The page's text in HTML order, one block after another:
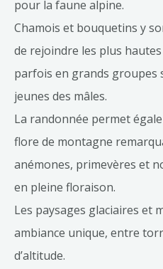
pour la faune alpine.
Chamois et bouquetins y
de rejoindre les plus
parfois en grands groupes
jeunes des mâles.
La randonnée permet
flore de montagne
anémones, primevères et
en pleine floraison.
Les paysages glaciaires et
ambiance unique, entre
d’altitude.